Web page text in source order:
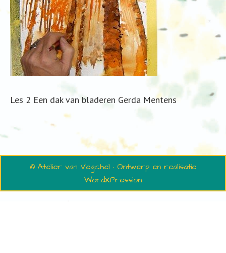
Les 2 Een dak van bladeren Gerda Mentens
© Atelier van Vegchel · Ontwerp en realisatie
WordXPression